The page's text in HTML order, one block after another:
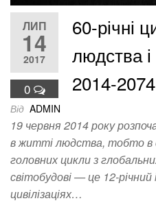
ЛИП
14
2017
0
60-річні
людства
2014-
Від ADMIN
19 червня 2014 року
в житті людства, тобто в
головних цикли з
світобудові — це 12-річний
цивілізаціях…